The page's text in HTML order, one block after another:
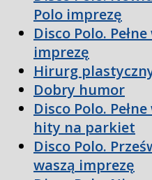
Polo imprezę
Disco Polo.
imprezę
Hirurg
Dobry humor
Disco Polo.
hity na parkiet
Disco Polo.
waszą imprezę